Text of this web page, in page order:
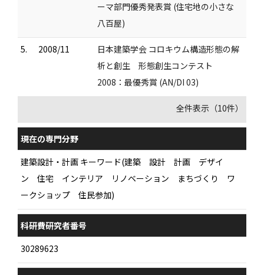
ーマ部門優秀発表賞 (住宅地の小さな
八百屋)
5. 2008/11
日本建築学会 コロキウム構造形態の解
析と創生 形態創生コンテスト
2008：最優秀賞 (AN/DI 03)
全件表示（10件）
現在の専門分野
建築設計・計画 キーワード(建築 設計 計画 デザイ
ン 住宅 インテリア リノベーション まちづくり ワ
ークショップ 住民参加)
科研費研究者番号
30289623